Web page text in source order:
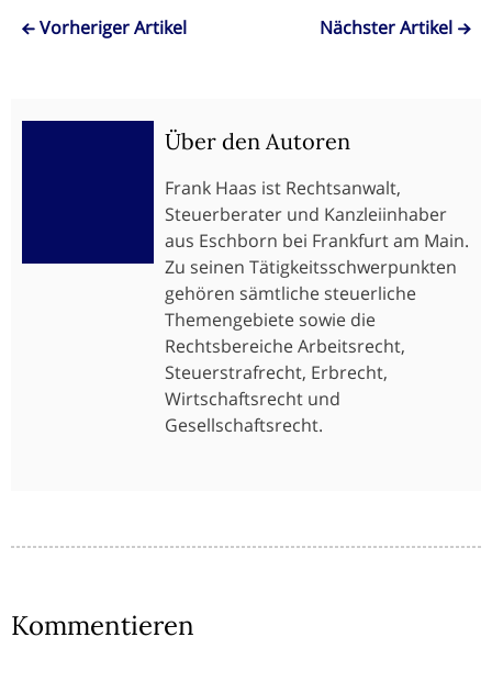
Vorheriger Artikel Nächster Artikel
Über den Autoren
Frank Haas ist Rechtsanwalt,
Steuerberater und Kanzleiinhaber
aus Eschborn bei Frankfurt am Main.
Zu seinen Tätigkeitsschwerpunkten
gehören sämtliche steuerliche
Themengebiete sowie die
Rechtsbereiche Arbeitsrecht,
Steuerstrafrecht, Erbrecht,
Wirtschaftsrecht und
Gesellschaftsrecht.
Kommentieren